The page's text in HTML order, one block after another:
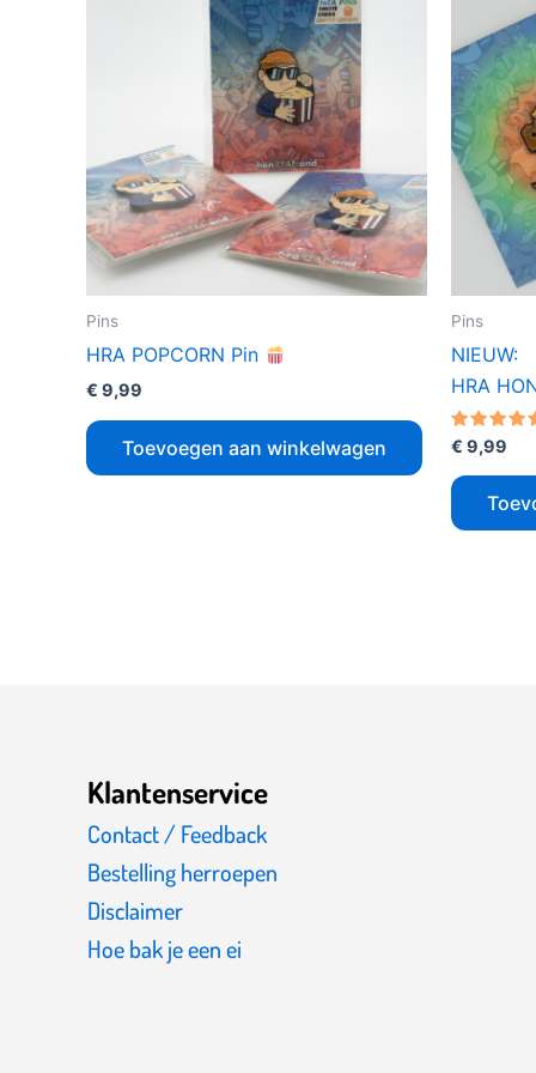
Pins
HRA POPCORN Pin
€ 9,99
Toevoegen aan winkelwagen
Pins
NIEUW:
HRA
5.00
uit 5
€ 9,99
Klantenservice
Contact / Feedback
Bestelling herroepen
Disclaimer
Hoe bak je een ei